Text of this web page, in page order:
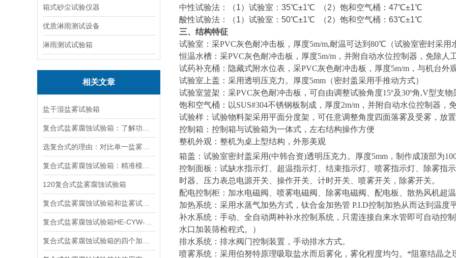
箱式砂尘试验仪器
优质淋雨测试设备
淋雨测试试验箱
相关文章
盐干湿盐雾试验箱
120复合式盐雾腐蚀试验箱
中性试验法：（1）试验室：35℃±1℃ （2）饱和空气桶：47℃±1℃
酸性试验法：（1）试验室：50℃±1℃ （2）饱和空气桶：63℃±1℃
三、结构特征
试验室：采PVC灰色耐冲击板，厚度5m/m,耐温可达到80℃（试验室密封采
恒温水槽：采PVC灰色耐冲击板，厚度5m/m，并附自动水位控制器，免除人
试药补充桶：隐藏式附水位表，采PVC灰色耐冲击板，厚度5m/m，与机台外
试验室上盖：采用透明压克力。厚度5mm（密封盖采用手推动方式）
试验室篮架：采PVC灰色耐冲击板，可自由调整试验角度15º及30º角,V型支
饱和空气桶：以SUS#304不锈钢板制成，厚度2m/m，并附自动水位控制器
试验样：试验物料架采用平面分度架，可任意调整角度四面落雾及受雾，放
控制箱：控制箱与试验箱为一体式，左右结构操作方便
整机外观：整机为桌上型结构，外形美观
箱盖：试验室密封盖采用(中韩合资)透明压克力。厚度5mm，制作成顶部为
控制面板：试缺水指示灯、超温指示灯、结束指示灯、喷雾指示灯、除雾指
时器、压力表总电源开关、操作开关、计时开关、喷雾开关，除雾开关。
配电控制柜：加水电磁阀、喷雾电磁阀、除雾电磁阀、配电板、散热风机超
加热系统：采用水蒸气加热方式，钛合金加热管 P.I.D控制加热从而达到温度
补水系统：手动、全自动两种补水控制系统，只需连接自来水管即可自动控
水口加装筛检程式。）
排水系统：排水阀门控制装置，手动排水方式。
喷雾系统：采用伯努特原理吸取盐水而后雾化，雾化程度均匀。*阻塞结晶